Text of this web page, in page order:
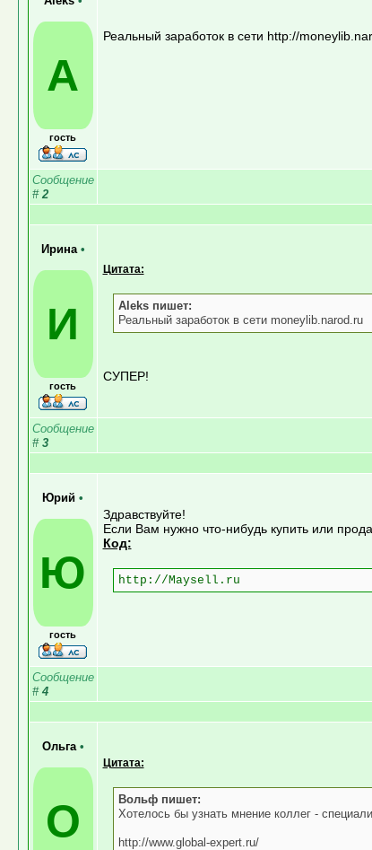
A
гость
Реальный заработок в сети http://
Сообщение
# 2
Ирина •
И
гость
Цитата:
Aleks пишет:
Реальный заработок в сети moneylib.narod.ru
СУПЕР!
Сообщение
# 3
Юрий •
Ю
гость
Здравствуйте!
Если Вам нужно что-нибудь купить или
Код:
http://Maysell.ru
Сообщение
# 4
Ольга •
О
Цитата:
Вольф пишет:
Хотелось бы узнать мнение коллег -
http://www.global-expert.ru/